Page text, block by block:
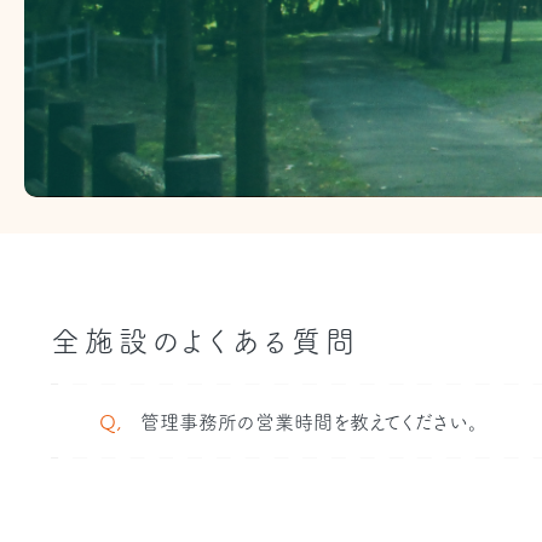
全施設のよくある質問
Q, 管理事務所の営業時間を教えてください。